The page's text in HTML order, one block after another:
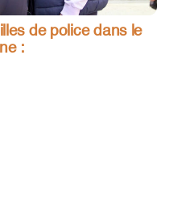
de police dans le
: